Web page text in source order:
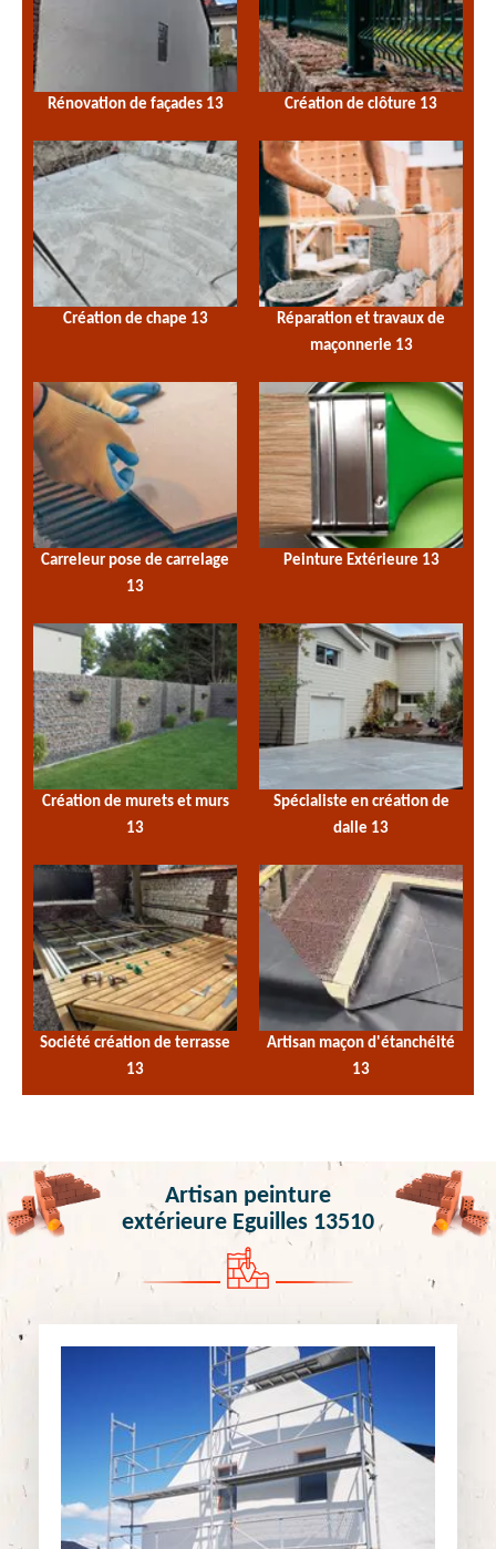
Rénovation de façades 13 Création de clôture 13
Création de chape 13
Réparation et travaux de
maçonnerie 13
Carreleur pose de carrelage
13
Peinture Extérieure 13
Création de murets et murs
13
Spécialiste en création de
dalle 13
Société création de terrasse
13
Artisan maçon d'étanchéité
13
Artisan peinture
extérieure Eguilles 13510